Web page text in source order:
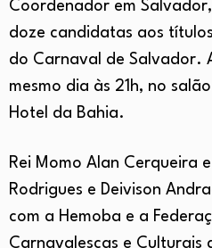
Coordenador em
doze candidatas aos
do Carnaval de Salvador.
mesmo dia às 21h, no
Hotel da Bahia.
Rei Momo Alan Cerqueira
Rodrigues e Deivison
com a Hemoba e a
Carnavalescas e Culturais